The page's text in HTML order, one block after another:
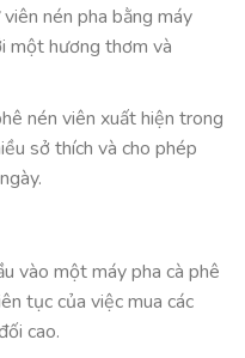
nén pha bằng máy
một hương thơm và
nén viên xuất hiện trong
sở thích và cho phép
vào một máy pha cà phê
tục của việc mua các
cao.